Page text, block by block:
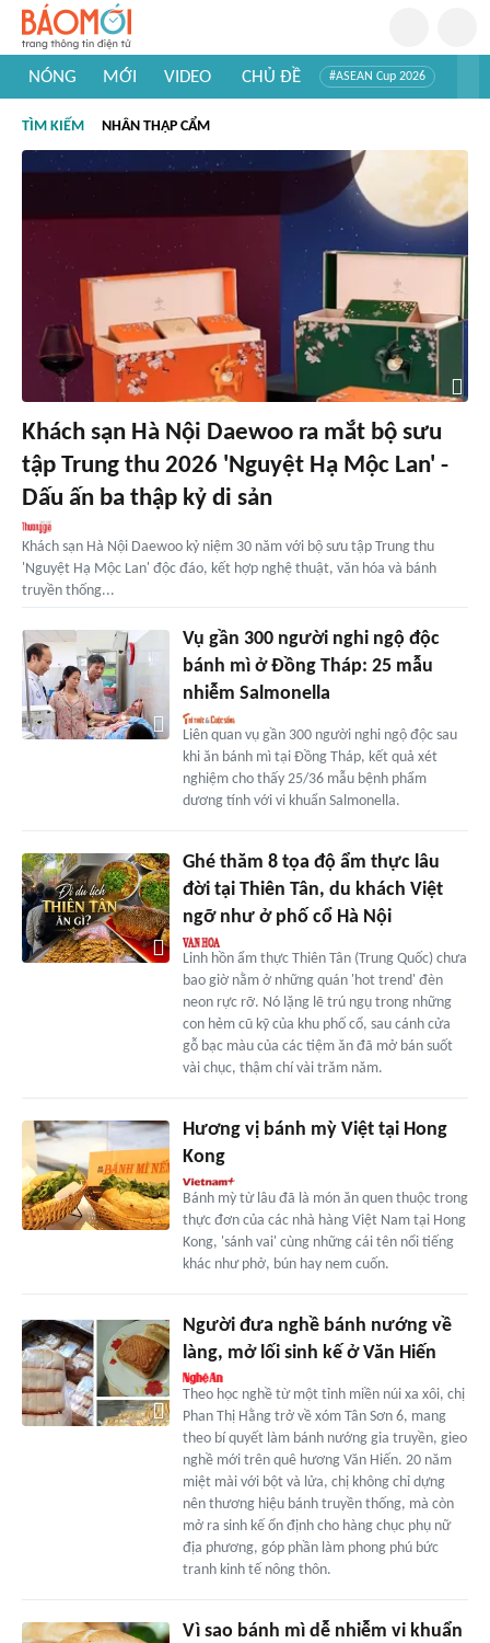
NÓNG MỚI VIDEO CHỦ ĐỀ #ASEAN Cup 2026
#Khám phá thế giới
TÌM KIẾM NHÂN THẬP CẨM
Khách sạn Hà Nội Daewoo ra mắt bộ sưu
tập Trung thu 2026 'Nguyệt Hạ Mộc Lan' -
Dấu ấn ba thập kỷ di sản
Khách sạn Hà Nội Daewoo kỷ niệm 30 năm với bộ sưu tập Trung thu
'Nguyệt Hạ Mộc Lan' độc đáo, kết hợp nghệ thuật, văn hóa và bánh
truyền thống...
Vụ gần 300 người nghi ngộ độc
bánh mì ở Đồng Tháp: 25 mẫu
nhiễm Salmonella
Liên quan vụ gần 300 người nghi ngộ độc sau
khi ăn bánh mì tại Đồng Tháp, kết quả xét
nghiệm cho thấy 25/36 mẫu bệnh phẩm
dương tính với vi khuẩn Salmonella.
Ghé thăm 8 tọa độ ẩm thực lâu
đời tại Thiên Tân, du khách Việt
ngỡ như ở phố cổ Hà Nội
Linh hồn ẩm thực Thiên Tân (Trung Quốc) chưa
bao giờ nằm ở những quán 'hot trend' đèn
neon rực rỡ. Nó lặng lẽ trú ngụ trong những
con hẻm cũ kỹ của khu phố cổ, sau cánh cửa
gỗ bạc màu của các tiệm ăn đã mở bán suốt
vài chục, thậm chí vài trăm năm.
Hương vị bánh mỳ Việt tại Hong
Kong
Bánh mỳ từ lâu đã là món ăn quen thuộc trong
thực đơn của các nhà hàng Việt Nam tại Hong
Kong, 'sánh vai' cùng những cái tên nổi tiếng
khác như phở, bún hay nem cuốn.
Người đưa nghề bánh nướng về
làng, mở lối sinh kế ở Văn Hiến
Theo học nghề từ một tỉnh miền núi xa xôi, chị
Phan Thị Hằng trở về xóm Tân Sơn 6, mang
theo bí quyết làm bánh nướng gia truyền, gieo
nghề mới trên quê hương Văn Hiến. 20 năm
miệt mài với bột và lửa, chị không chỉ dựng
nên thương hiệu bánh truyền thống, mà còn
mở ra sinh kế ổn định cho hàng chục phụ nữ
địa phương, góp phần làm phong phú bức
tranh kinh tế nông thôn.
Vì sao bánh mì dễ nhiễm vi khuẩn